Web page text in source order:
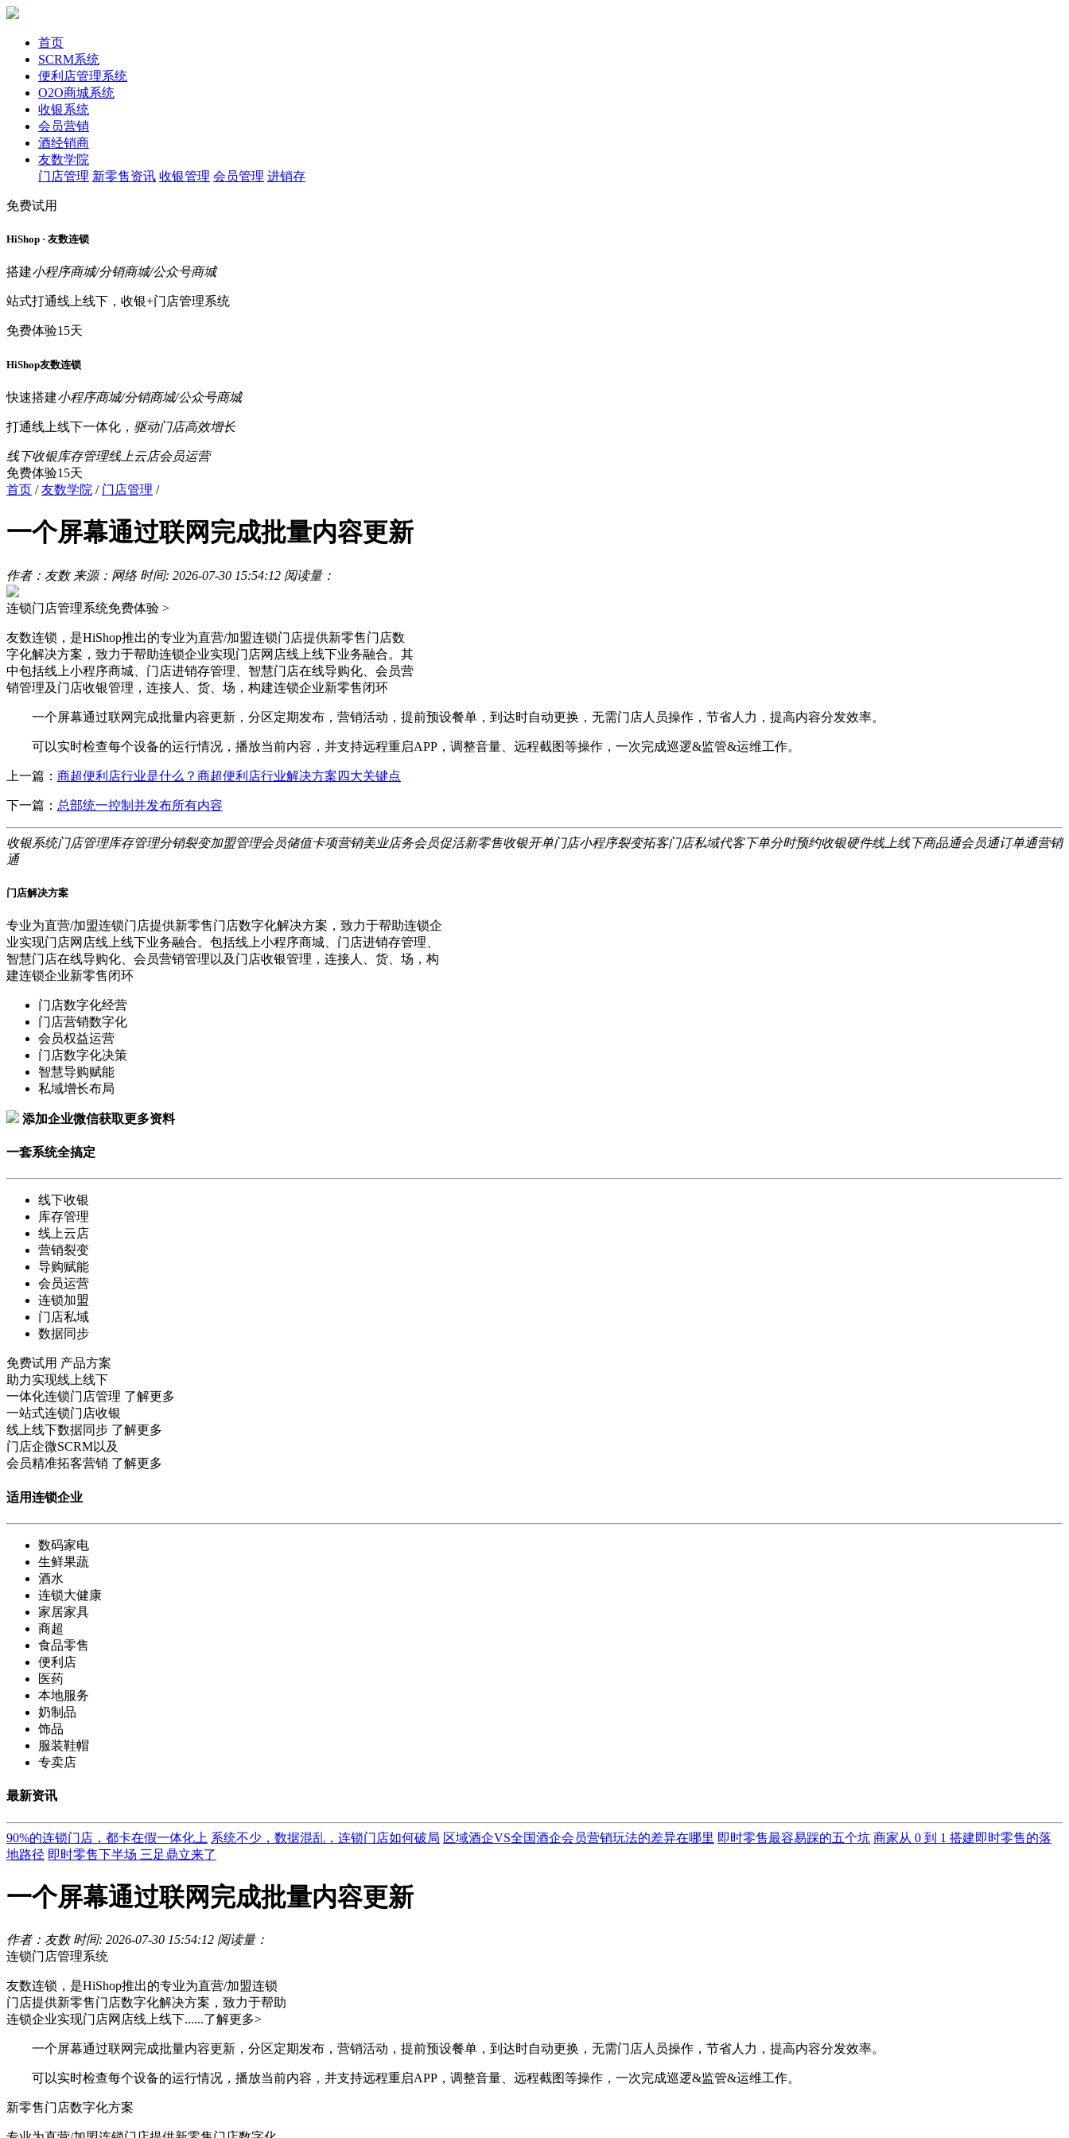
首页
SCRM系统
便利店管理系统
O2O商城系统
收银系统
会员营销
酒经销商
友数学院
门店管理 新零售资讯 收银管理 会员管理 进销存
免费试用
HiShop · 友数连锁
搭建小程序商城/分销商城/公众号商城
站式打通线上线下，收银+门店管理系统
免费体验15天
HiShop友数连锁
快速搭建小程序商城/分销商城/公众号商城
打通线上线下一体化， 驱动门店高效增长
线下收银库存管理线上云店会员运营
免费体验15天
首页 /友数学院 / 门店管理 /
一个屏幕通过联网完成批量内容更新
作者：友数 来源：网络 时间: 2026-07-30 15:54:12 阅读量：
连锁门店管理系统免费体验 >
友数连锁，是HiShop推出的专业为直营/加盟连锁门店提供新零售门店数
字化解决方案，致力于帮助连锁企业实现门店网店线上线下业务融合。其
中包括线上小程序商城、门店进销存管理、智慧门店在线导购化、会员营
销管理及门店收银管理，连接人、货、场，构建连锁企业新零售闭环
一个屏幕通过联网完成批量内容更新，分区定期发布，营销活动，提前预设餐单，到达时自动更换，无需门店人员操作，节省人力，提高内容分发效率。
可以实时检查每个设备的运行情况，播放当前内容，并支持远程重启APP，调整音量、远程截图等操作，一次完成巡逻&监管&运维工作。
上一篇： 商超便利店行业是什么？商超便利店行业解决方案四大关键点
下一篇： 总部统一控制并发布所有内容
收银系统门店管理库存管理分销裂变加盟管理会员储值卡项营销美业店务会员促活新零售收银开单门店小程序裂变拓客门店私域代客下单分时预约收银硬件线上线下商品通会员通订单通营销
通
门店解决方案
专业为直营/加盟连锁门店提供新零售门店数字化解决方案，致力于帮助连锁企
业实现门店网店线上线下业务融合。包括线上小程序商城、门店进销存管理、
智慧门店在线导购化、会员营销管理以及门店收银管理，连接人、货、场，构
建连锁企业新零售闭环
门店数字化经营
门店营销数字化
会员权益运营
门店数字化决策
智慧导购赋能
私域增长布局
添加企业微信获取更多资料
一套系统全搞定
线下收银
库存管理
线上云店
营销裂变
导购赋能
会员运营
连锁加盟
门店私域
数据同步
免费试用 产品方案
助力实现线上线下
一体化连锁门店管理 了解更多
一站式连锁门店收银
线上线下数据同步 了解更多
门店企微SCRM以及
会员精准拓客营销 了解更多
适用连锁企业
数码家电
生鲜果蔬
酒水
连锁大健康
家居家具
商超
食品零售
便利店
医药
本地服务
奶制品
饰品
服装鞋帽
专卖店
最新资讯
90%的连锁门店，都卡在假一体化上 系统不少，数据混乱，连锁门店如何破局 区域酒企VS全国酒企会员营销玩法的差异在哪里 即时零售最容易踩的五个坑 商家从 0 到 1 搭建即时零售的落
地路径 即时零售下半场 三足鼎立来了
一个屏幕通过联网完成批量内容更新
作者：友数 时间: 2026-07-30 15:54:12 阅读量：
连锁门店管理系统
友数连锁，是HiShop推出的专业为直营/加盟连锁
门店提供新零售门店数字化解决方案，致力于帮助
连锁企业实现门店网店线上线下......了解更多>
一个屏幕通过联网完成批量内容更新，分区定期发布，营销活动，提前预设餐单，到达时自动更换，无需门店人员操作，节省人力，提高内容分发效率。
可以实时检查每个设备的运行情况，播放当前内容，并支持远程重启APP，调整音量、远程截图等操作，一次完成巡逻&监管&运维工作。
新零售门店数字化方案